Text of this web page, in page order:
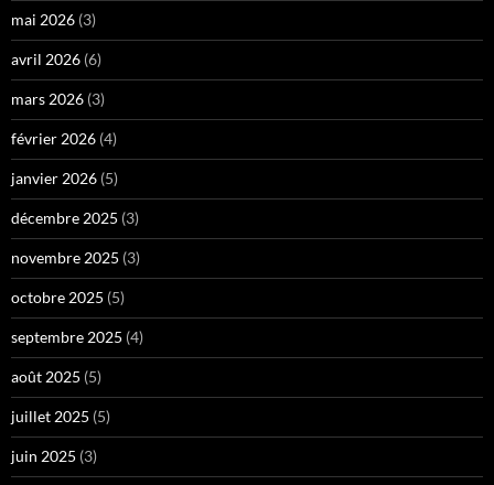
mai 2026 (3)
avril 2026 (6)
mars 2026 (3)
février 2026 (4)
janvier 2026 (5)
décembre 2025 (3)
novembre 2025 (3)
octobre 2025 (5)
septembre 2025 (4)
août 2025 (5)
juillet 2025 (5)
juin 2025 (3)